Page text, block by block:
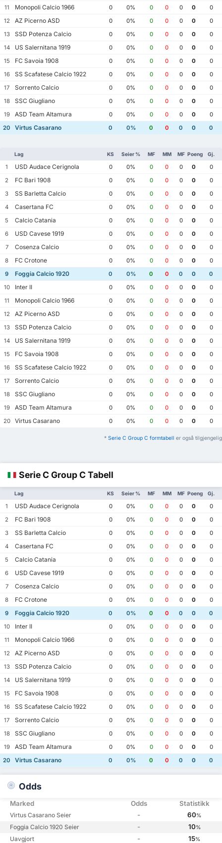
11 Monopoli Calcio 1966 0 0% 0 0 0 0
0
12
AZ Picerno ASD 0 0% 0 0 0 0
0
13
SSD Potenza Calcio 0 0% 0 0 0 0
0
14
US Salernitana 1919 0 0% 0 0 0 0
0
15
FC Savoia 1908 0 0% 0 0 0 0
0
16
SS Scafatese Calcio 1922 0 0% 0 0 0 0
0
17
Sorrento Calcio 0 0% 0 0 0 0
0
18
SSC Giugliano 0 0% 0 0 0 0
0
19
ASD Team Altamura 0 0% 0 0 0 0
0
20
Virtus Casarano 0 0% 0 0 0 0 0
Lag KS Seier % MF MM MF Poeng Gj.
1 USD Audace Cerignola 0 0% 0 0 0 0
0
2
FC Bari 1908 0 0% 0 0 0 0
0
3
SS Barletta Calcio 0 0% 0 0 0 0
0
4
Casertana FC 0 0% 0 0 0 0
0
5
Calcio Catania 0 0% 0 0 0 0
0
6
USD Cavese 1919 0 0% 0 0 0 0
0
7
Cosenza Calcio 0 0% 0 0 0 0
0
8
FC Crotone 0 0% 0 0 0 0
0
9
Foggia Calcio 1920 0 0% 0 0 0 0
0
10
Inter II 0 0% 0 0 0 0
0
11
Monopoli Calcio 1966 0 0% 0 0 0 0
0
12
AZ Picerno ASD 0 0% 0 0 0 0
0
13
SSD Potenza Calcio 0 0% 0 0 0 0
0
14
US Salernitana 1919 0 0% 0 0 0 0
0
15
FC Savoia 1908 0 0% 0 0 0 0
0
16
SS Scafatese Calcio 1922 0 0% 0 0 0 0
0
17
Sorrento Calcio 0 0% 0 0 0 0
0
18
SSC Giugliano 0 0% 0 0 0 0
0
19
ASD Team Altamura 0 0% 0 0 0 0
0
20
Virtus Casarano 0 0% 0 0 0 0 0
* Serie C Group C formtabell er også tilgjengelig
Serie C Group C Tabell
Lag KS Seier % MF MM MF Poeng Gj.
1 USD Audace Cerignola 0 0% 0 0 0 0
0
2
FC Bari 1908 0 0% 0 0 0 0
0
3
SS Barletta Calcio 0 0% 0 0 0 0
0
4
Casertana FC 0 0% 0 0 0 0
0
5
Calcio Catania 0 0% 0 0 0 0
0
6
USD Cavese 1919 0 0% 0 0 0 0
0
7
Cosenza Calcio 0 0% 0 0 0 0
0
8
FC Crotone 0 0% 0 0 0 0
0
9
Foggia Calcio 1920 0 0% 0 0 0 0
0
10
Inter II 0 0% 0 0 0 0
0
11
Monopoli Calcio 1966 0 0% 0 0 0 0
0
12
AZ Picerno ASD 0 0% 0 0 0 0
0
13
SSD Potenza Calcio 0 0% 0 0 0 0
0
14
US Salernitana 1919 0 0% 0 0 0 0
0
15
FC Savoia 1908 0 0% 0 0 0 0
0
16
SS Scafatese Calcio 1922 0 0% 0 0 0 0
0
17
Sorrento Calcio 0 0% 0 0 0 0
0
18
SSC Giugliano 0 0% 0 0 0 0
0
19
ASD Team Altamura 0 0% 0 0 0 0
0
20
Virtus Casarano 0 0% 0 0 0 0 0
Odds
Marked Odds Statistikk
Virtus Casarano Seier - 60%
Foggia Calcio 1920 Seier - 10%
Uavgjort - 15%